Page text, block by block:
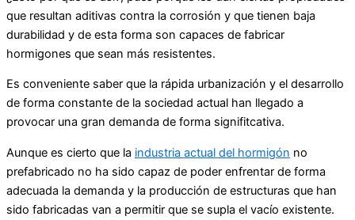
que resultan aditivas contra la corrosión y que tienen baja
durabilidad y de esta forma son capaces de fabricar
hormigones que sean más resistentes.
Es conveniente saber que la rápida urbanización y el desarrollo
de forma constante de la sociedad actual han llegado a
provocar una gran demanda de forma signifitcativa.
Aunque es cierto que la industria actual del hormigón no
prefabricado no ha sido capaz de poder enfrentar de forma
adecuada la demanda y la producción de estructuras que han
sido fabricadas van a permitir que se supla el vacío existente.